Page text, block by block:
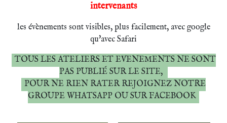
intervenants
les évènements sont visibles, plus facilement, avec google
qu'avec Safari
TOUS LES ATELIERS ET EVENEMENTS NE SONT
PAS PUBLIÉ SUR LE SITE,
POUR NE RIEN RATER REJOIGNEZ NOTRE
GROUPE WHATSAPP OU SUR FACEBOOK